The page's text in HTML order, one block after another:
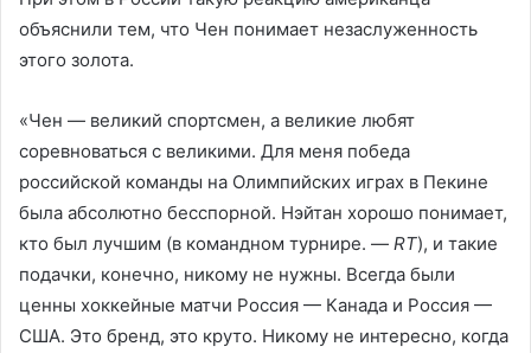
объяснили тем, что Чен понимает незаслуженность
этого золота.
«Чен — великий спортсмен, а великие любят
соревноваться с великими. Для меня победа
российской команды на Олимпийских играх в Пекине
была абсолютно бесспорной. Нэйтан хорошо понимает,
кто был лучшим (в командном турнире. — RT), и такие
подачки, конечно, никому не нужны. Всегда были
ценны хоккейные матчи Россия — Канада и Россия —
США. Это бренд, это круто. Никому не интересно, когда